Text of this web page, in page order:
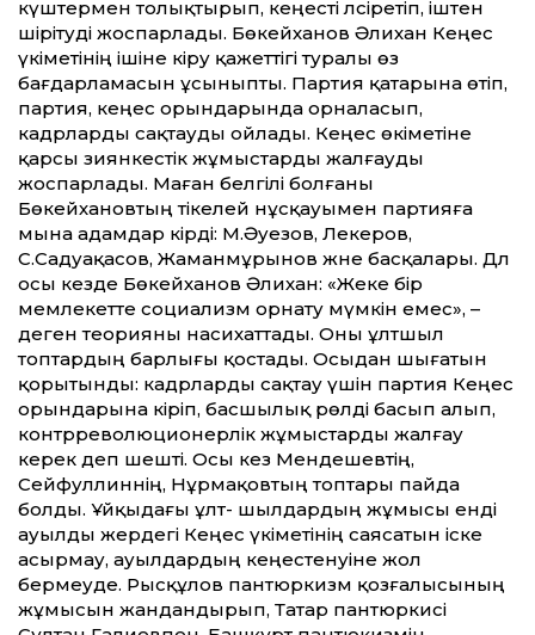
күштермен толықтырып, кеңесті әлсіретіп, іштен
шірітуді жоспарлады. Бөкейханов Әлихан Кеңес
үкіметінің ішіне кіру қажеттігі туралы өз
бағдарламасын ұсыныпты. Партия қатарына өтіп,
партия, кеңес орындарында орналасып,
кадрларды сақтауды ойлады. Кеңес өкіметіне
қарсы зиянкестік жұмыстарды жалғауды
жоспарлады. Маған белгілі болғаны
Бөкейхановтың тікелей нұсқауымен партияға
мына адамдар кірді: М.Әуезов, Лекеров,
С.Садуақасов, Жаманмұрынов және басқалары. Дәл
осы кезде Бөкейханов Әлихан: «Жеке бір
мемлекетте социализм орнату мүмкін емес», –
деген теорияны насихаттады. Оны ұлтшыл
топтардың барлығы қостады. Осыдан шығатын
қорытынды: кадрларды сақтау үшін партия Кеңес
орындарына кіріп, басшылық рөлді басып алып,
контрреволюционерлік жұмыстарды жалғау
керек деп шешті. Осы кез Мендешевтің,
Сейфуллиннің, Нұрмақовтың топтары пайда
болды. Ұйқыдағы ұлт- шылдардың жұмысы енді
ауылды жердегі Кеңес үкіметінің саясатын іске
асырмау, ауылдардың кеңестенуіне жол
бермеуде. Рысқұлов пантюркизм қозғалысының
жұмысын жандандырып, Татар пантюркисі